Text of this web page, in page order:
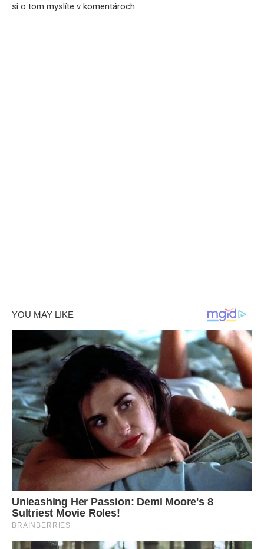
si o tom myslíte v komentároch.